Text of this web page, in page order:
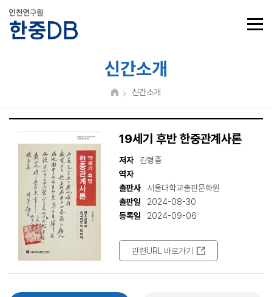
신간소개
신간소개
19세기 후반 한중관계사론
저자
김형종
역자
출판사
서울대학교출판문화원
출판일
2024-08-30
등록일
2024-09-06
관련URL 바로가기